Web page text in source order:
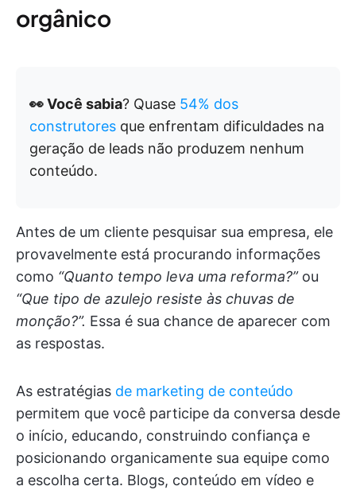
orgânico
👀 Você sabia? Quase 54% dos
construtores que enfrentam dificuldades na
geração de leads não produzem nenhum
conteúdo.
Antes de um cliente pesquisar sua empresa, ele
provavelmente está procurando informações
como “Quanto tempo leva uma reforma?”ou
“Que tipo de azulejo resiste às chuvas de
monção?”. Essa é sua chance de aparecer com
as respostas.
As estratégias de marketing de conteúdo
permitem que você participe da conversa desde
o início, educando, construindo confiança e
posicionando organicamente sua equipe como
a escolha certa. Blogs, conteúdo em vídeo e